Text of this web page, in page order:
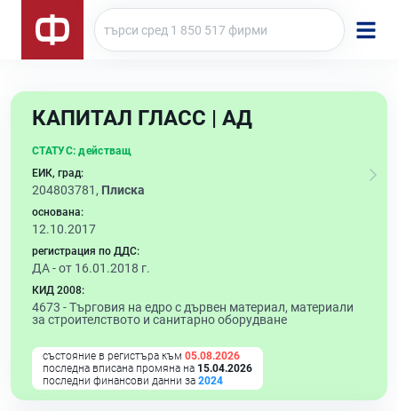
КАПИТАЛ ГЛАСС | АД
СТАТУС: действащ
ЕИК, град:
204803781, Плиска
основана:
12.10.2017
регистрация по ДДС:
ДА - от 16.01.2018 г.
КИД 2008:
4673 -Търговия на едро с дървен материал, материали
за строителството и санитарно оборудване
състояние в регистъра към 05.08.2026
последна вписана промяна на 15.04.2026
последни финансови данни за 2024